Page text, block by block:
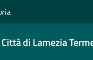
Città di Lamezia